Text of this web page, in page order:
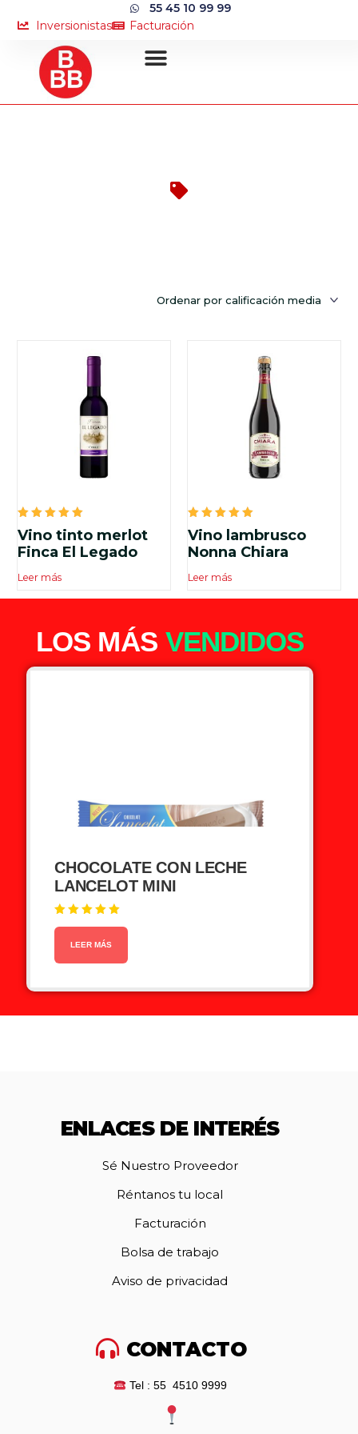
55 45 10 99 99
Inversionistas
Facturación
Valorado
en
5.00
de 5
Vino tinto merlot
Finca El Legado
Leer más
Valorado
en
5.00
de 5
Vino lambrusco
Nonna Chiara
Leer más
LOS MÁS VENDIDOS
CHOCOLATE CON LECHE
LANCELOT MINI
Valorado en
LEER MÁS
ENLACES DE INTERÉS
Sé Nuestro Proveedor
Réntanos tu local
Facturación
Bolsa de trabajo
Aviso de privacidad
CONTACTO
Tel : 55 4510 9999